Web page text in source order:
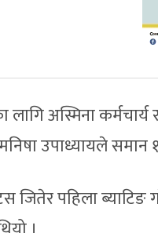
लागि अस्मिना
उपाध्यायले
जितेर पहिला ब्याटिङ